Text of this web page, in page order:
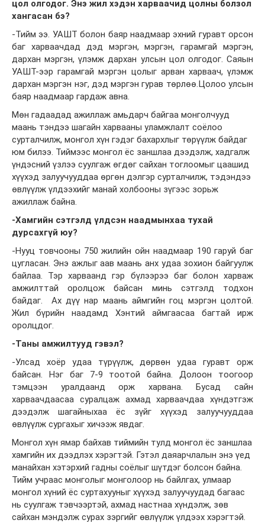
цол олгодог. Энэ жил хэдэн харваачид цолны болзол
хангасан бэ?
-Тийм ээ. УАШТ болон баяр наадмаар эхний гуравт орсон
баг харваачдад дэд мэргэн, мэргэн, гарамгай мэргэн,
дархан мэргэн, үлэмж дархан улсын цол олгодог. Саяын
УАШТ-ээр гарамгай мэргэн цолыг арван харваач, үлэмж
дархан мэргэн нэг, дэд мэргэн гурав төрлөө.Цолоо улсын
баяр наадмаар гардаж авна.
Мөн гадаадад ажиллаж амьдарч байгаа монголчууд
маань тэндээ шагайн харвааны уламжлалт соёлоо
сурталчилж, монгол хүн гэдэг бахархлыг төрүүлж байдаг
юм билээ. Тиймээс монгол ёс заншлаа дээдэлж, хадгалж
үндэсний үзлээ суулгаж өгдөг сайхан тоглоомыг цаашид
хүүхэд залуучууддаа өргөн дэлгэр сурталчилж, тэдэндээ
өвлүүлж үлдээхийг манай холбооны зүгээс зорьж
ажиллаж байна.
-Хамгийн сэтгэлд үлдсэн наадмынхаа тухай
дурсахгүй юу?
-Нууц товчооны 750 жилийн ойн наадмаар 190 гаруй баг
цугласан. Энэ ажлыг аав маань анх удаа зохион байгуулж
байлаа. Тэр харваанд гэр бүлээрээ баг болон харваж
амжилттай оролцож байсан минь сэтгэлд тодхон
байдаг. Ах дүү нар маань аймгийн гоц мэргэн цолтой.
Жил бүрийн наадамд Хэнтий аймгаасаа багтай ирж
оролцдог.
-Таны амжилтууд гэвэл?
-Улсад хоёр удаа түрүүлж, дөрвөн удаа гуравт орж
байсан. Нэг баг 7-9 тоотой байна. Долоон тоогоор
тэмцээн уралдаанд орж харвана. Бусад сайн
харваачдаасаа суралцаж ахмад харваачдаа хүндэтгэж
дээдэлж шагайныхаа ёс зүйг хүүхэд залуучууддаа
өвлүүлж сургахыг хичээж явдаг.
Монгол хүн ямар байхав тиймийн тулд монгол ёс заншлаа
хамгийн их дээдлэх хэрэгтэй. Гэтэл даяарчлалын энэ үед
манайхан хэтэрхий гадны соёлыг шүтдэг болсон байна.
Тийм учраас монголыг монголоор нь байлгах, улмаар
монгол хүний ёс суртахууныг хүүхэд залуучуудад багаас
нь суулгаж тэвчээртэй, ахмад настнаа хүндэлж, зөв
сайхан мэндэлж сурах зэргийг өвлүүлж үлдээх хэрэгтэй.